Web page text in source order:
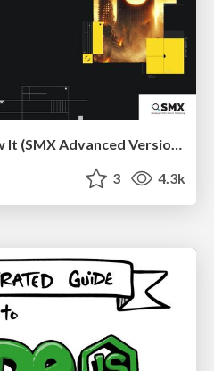
End of SEO as We Know It (SMX Advanced Version)
3 4.3k